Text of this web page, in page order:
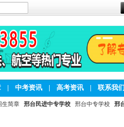
中考资讯 高考资讯 联系我们
生简章 邢台民进中专学校 邢台中专学校 邢